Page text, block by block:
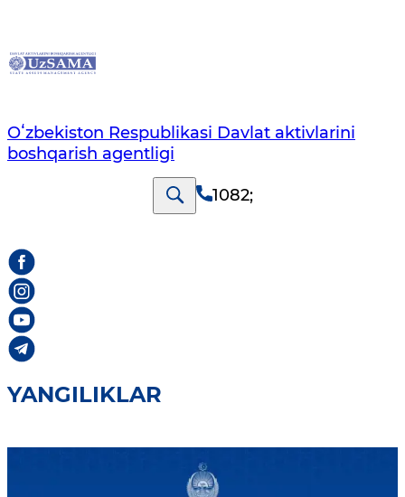
Oʻzbekiston Respublikasi Davlat aktivlarini
boshqarish agentligi
1082;
YANGILIKLAR